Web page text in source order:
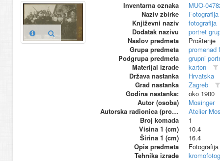
Inventarna oznaka
MUO-
Naziv zbirke
Književni naziv
fotografija
Dodatak nazivu
portret
Naslov predmeta
Proštenje
Grupa predmeta
promenad
Podgrupa predmeta
grupni
Materijal izrade
karton
Država nastanka
Hrvatska
Grad nastanka
Zagreb
Godina nastanka:
oko 1900
Autor (osoba)
Mosinger
Autorska radionica (proizvođač)
Atelier
Broj komada
1
Visina 1 (cm)
10.4
Širina 1 (cm)
16.4
Opis predmeta
Tehnika izrade